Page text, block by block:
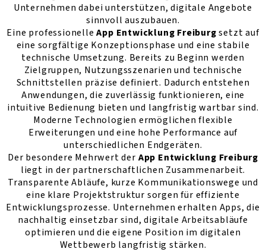
Unternehmen dabei unterstützen, digitale Angebote
sinnvoll auszubauen.
Eine professionelleApp Entwicklung Freiburgsetzt auf
eine sorgfältige Konzeptionsphase und eine stabile
technische Umsetzung. Bereits zu Beginn werden
Zielgruppen, Nutzungsszenarien und technische
Schnittstellen präzise definiert. Dadurch entstehen
Anwendungen, die zuverlässig funktionieren, eine
intuitive Bedienung bieten und langfristig wartbar sind.
Moderne Technologien ermöglichen flexible
Erweiterungen und eine hohe Performance auf
unterschiedlichen Endgeräten.
Der besondere Mehrwert der App Entwicklung Freiburg
liegt in der partnerschaftlichen Zusammenarbeit.
Transparente Abläufe, kurze Kommunikationswege und
eine klare Projektstruktur sorgen für effiziente
Entwicklungsprozesse. Unternehmen erhalten Apps, die
nachhaltig einsetzbar sind, digitale Arbeitsabläufe
optimieren und die eigene Position im digitalen
Wettbewerb langfristig stärken.